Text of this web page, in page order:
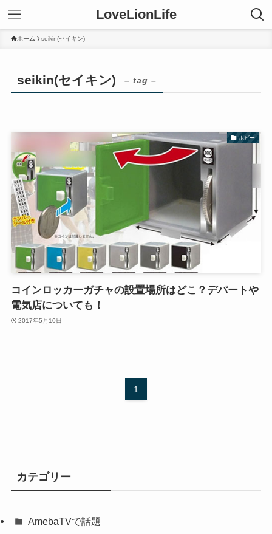
LoveLionLife
ホーム seikin(セイキン)
seikin(セイキン) – tag –
ホビー
コインロッカーガチャの設置場所はどこ？デパートや
電気店についても！
2017年5月10日
1
カテゴリー
AmebaTVで話題